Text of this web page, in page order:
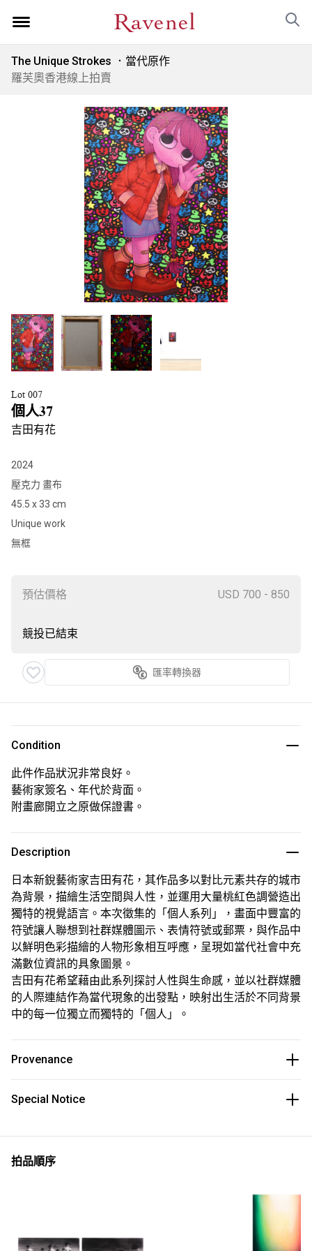
The Unique Strokes ．當代原作
羅芙奧香港線上拍賣
Lot 007
個人37
吉田有花
2024
壓克力 畫布
45.5 x 33 cm
Unique work
無框
預估價格 USD 700 - 850
競投已結束
匯率轉換器
Condition
此件作品狀況非常良好。
藝術家簽名、年代於背面。
附畫廊開立之原做保證書。
Description
日本新銳藝術家吉田有花，其作品多以對比元素共存的城市
為背景，描繪生活空間與人性，並運用大量桃紅色調營造出
獨特的視覺語言。本次徵集的「個人系列」，畫面中豐富的
符號讓人聯想到社群媒體圖示、表情符號或郵票，與作品中
以鮮明色彩描繪的人物形象相互呼應，呈現如當代社會中充
滿數位資訊的具象圖景。
吉田有花希望藉由此系列探討人性與生命感，並以社群媒體
的人際連結作為當代現象的出發點，映射出生活於不同背景
中的每一位獨立而獨特的「個人」。
Provenance
Special Notice
拍品順序